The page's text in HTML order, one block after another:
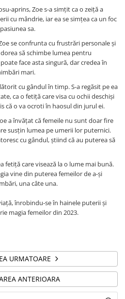
aprins, Zoe s-a simțit ca o zeiță a
cu mândrie, iar ea se simțea ca un foc
sa.
se confrunta cu frustrări personale și
să schimbe lumea pentru
face asta singură, dar credea în
mari.
cu gândul în timp. S-a regăsit pe ea
ca o fetiță care visa cu ochii deschiși
că o va ocroti în haosul din jurul ei.
a învățat că femeile nu sunt doar fire
susțin lumea pe umerii lor puternici.
cu gândul, știind că au puterea să
fetiță care visează la o lume mai bună.
vine din puterea femeilor de a-și
una câte una.
înrobindu-se în hainele puterii și
magia femeilor din 2023.
URMATOARE
ANTERIOARA